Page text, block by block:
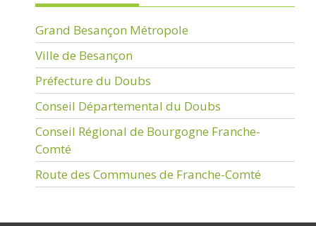
Grand Besançon Métropole
Ville de Besançon
Préfecture du Doubs
Conseil Départemental du Doubs
Conseil Régional de Bourgogne Franche-
Comté
Route des Communes de Franche-Comté